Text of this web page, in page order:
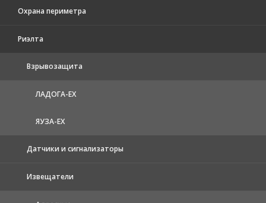
Охрана периметра
Риэлта
Взрывозащита
ЛАДОГА-EX
ЯУЗА-ЕХ
Датчики и сигнализаторы
Извещатели